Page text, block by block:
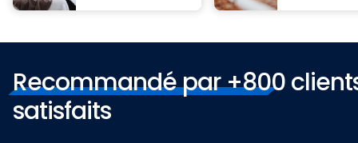
Recommandé par +800
satisfaits